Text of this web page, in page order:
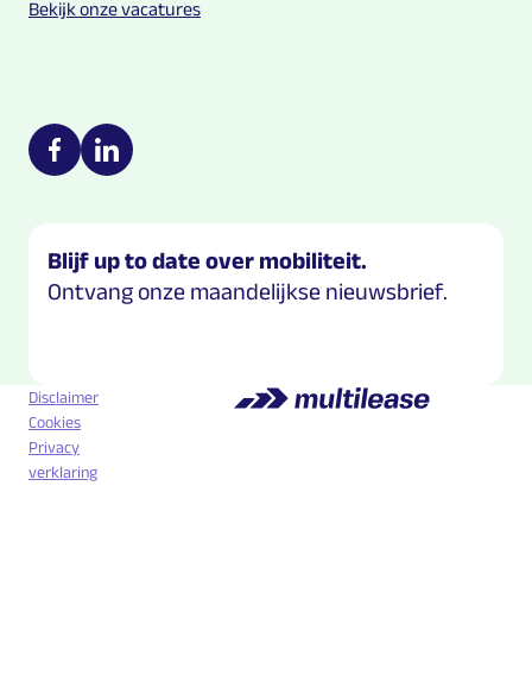
Bekijk onze vacatures
Multilease on social media
https://nl-nl.facebook.com/Multilease/
https://www.linkedin.com/company/multilease
Blijf up to date over mobiliteit.
Ontvang onze maandelijkse nieuwsbrief.
Disclaimer
Cookies
Privacy
verklaring